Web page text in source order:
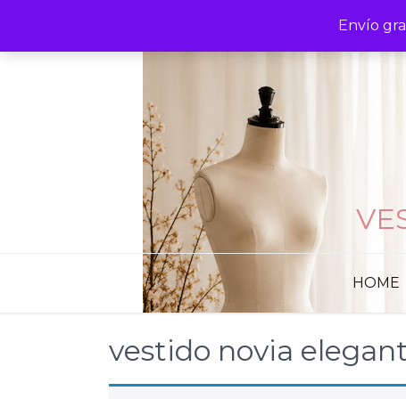
Envío
content
HOME
vestido novia